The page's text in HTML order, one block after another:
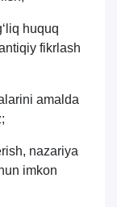
huquq
fikrlash
amalda
nazariya
imkon